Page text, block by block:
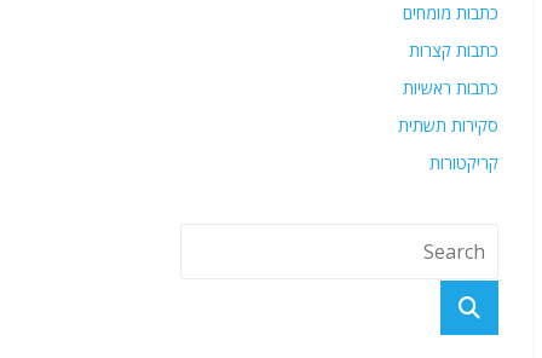
כתבות מומחים
כתבות קצרות
כתבות ראשיות
סקירות תשתית
קריקטורות